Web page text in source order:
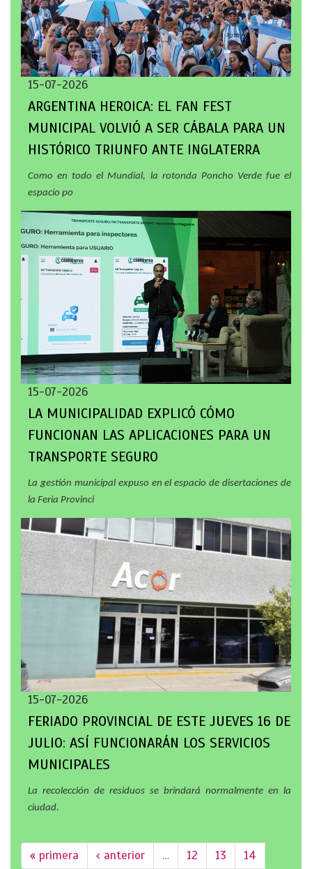
15-07-2026
ARGENTINA HEROICA: EL FAN FEST
MUNICIPAL VOLVIÓ A SER CÁBALA PARA UN
HISTÓRICO TRIUNFO ANTE INGLATERRA
Como en todo el Mundial, la rotonda Poncho Verde fue el
espacio po
15-07-2026
LA MUNICIPALIDAD EXPLICÓ CÓMO
FUNCIONAN LAS APLICACIONES PARA UN
TRANSPORTE SEGURO
La gestión municipal expuso en el espacio de disertaciones de
la Feria Provinci
15-07-2026
FERIADO PROVINCIAL DE ESTE JUEVES 16 DE
JULIO: ASÍ FUNCIONARÁN LOS SERVICIOS
MUNICIPALES
La recolección de residuos se brindará normalmente en la
ciudad.
« primera ‹ anterior … 12 13 14